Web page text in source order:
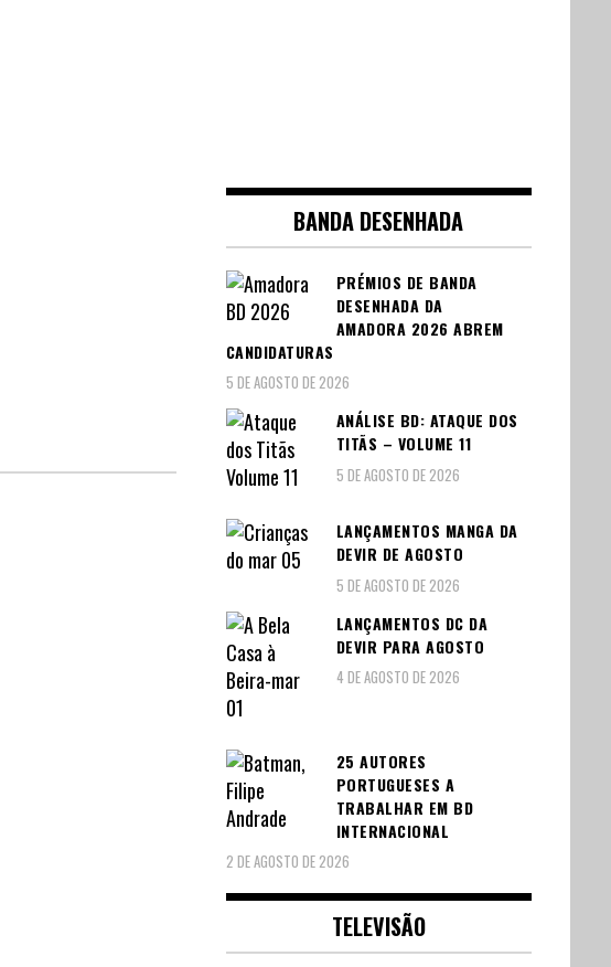
BANDA DESENHADA
PRÉMIOS DE BANDA
DESENHADA DA
AMADORA 2026 ABREM
CANDIDATURAS
5 DE AGOSTO DE 2026
ANÁLISE BD: ATAQUE DOS
TITÃS – VOLUME 11
5 DE AGOSTO DE 2026
LANÇAMENTOS MANGA DA
DEVIR DE AGOSTO
5 DE AGOSTO DE 2026
LANÇAMENTOS DC DA
DEVIR PARA AGOSTO
4 DE AGOSTO DE 2026
25 AUTORES
PORTUGUESES A
TRABALHAR EM BD
INTERNACIONAL
2 DE AGOSTO DE 2026
TELEVISÃO